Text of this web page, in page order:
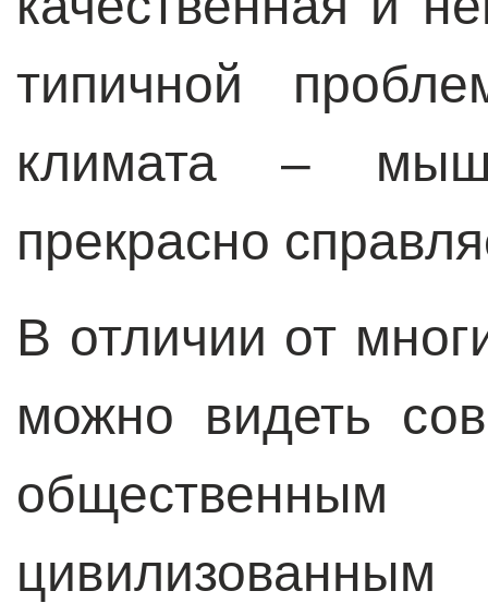
типичной
климата –
прекрасно
В отличии от
можно видеть